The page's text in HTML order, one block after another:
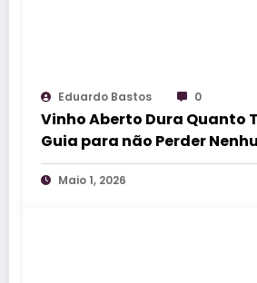
Eduardo Bastos 0
Vinho Aberto Dura Quanto
Guia para não Perder
Maio 1, 2026